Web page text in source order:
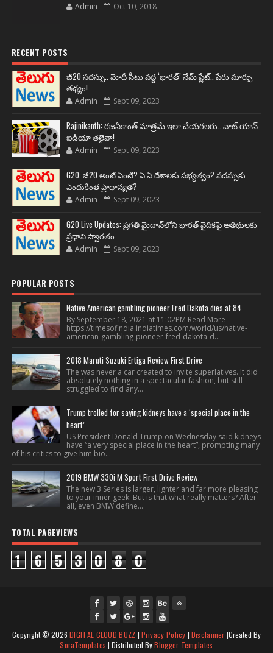
Admin Oct 10, 2018
RECENT POSTS
జీ20 సదస్సు.. మోదీ సీటు వద్ద ‘భారత్’ నేమ్ ప్లేట్‌.. పేరు మార్పు
తథ్యం!
Admin Sept 09, 2023
Rajinikanth: రజనీకాంత్ మాత్రమే ఇలా చేయగలరు.. వాట్ యాన్
ఐడియా తలైవా!
Admin Sept 09, 2023
G20: జీ20 అంటే ఏంటి? ఏ ఏ దేశాలకు సభ్యత్వం? సదస్సుకు
ఎందుకింత ప్రాధాన్యత?
Admin Sept 09, 2023
G20 Live Updates: ప్రగతి మైదాన్‌లోని భారత్ వైదికపై అతిథులకు
ప్రధాని స్వాగతం
Admin Sept 09, 2023
POPULAR POSTS
Native American gambling pioneer Fred Dakota dies at 84
By September 18, 2021 at 11:02PM Read More
https://timesofindia.indiatimes.com/world/us/native-
american-gambling-pioneer-fred-dakota-d...
2018 Maruti Suzuki Ertiga Review First Drive
The was never a car created to invite superlatives. It did
absolutely nothing in a spectacular fashion, but still
struggled to find any...
Trump trolled for saying kidneys have a ‘special place in the
heart’
US President Donald Trump on Wednesday said kidneys
have “a very special place in the heart”, prompting many
of his critics to give him bio...
2019 BMW 330i M Sport First Drive Review
The new 3 Series is larger, lighter and far more pleasing
to your inner geek. But is that what really matters? After
all, even BMW define...
TOTAL PAGEVIEWS
1 6 5 3 0 8 0
fac
ebo
twi
tte
gpl
usJ
ins
tag
you
tub
Copyright ©2026DIGITAL CLOUD BUZZ | Privacy Policy | Disclaimer |Created By
SoraTemplates | Distributed ByBlogger Templates